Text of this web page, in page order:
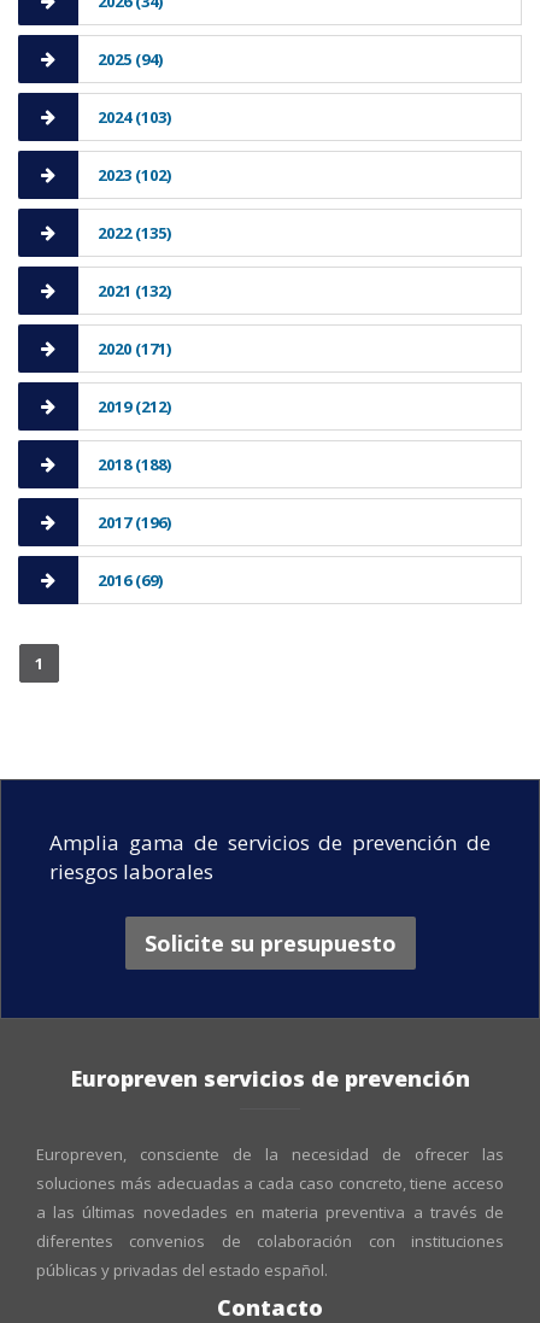
2025 (94)
2024 (103)
2023 (102)
2022 (135)
2021 (132)
2020 (171)
2019 (212)
2018 (188)
2017 (196)
2016 (69)
1
Amplia gama de servicios de prevención de
riesgos laborales
Solicite su presupuesto
Europreven servicios de prevención
Europreven, consciente de la necesidad de ofrecer las
soluciones más adecuadas a cada caso concreto, tiene acceso
a las últimas novedades en materia preventiva a través de
diferentes convenios de colaboración con instituciones
públicas y privadas del estado español.
Contacto